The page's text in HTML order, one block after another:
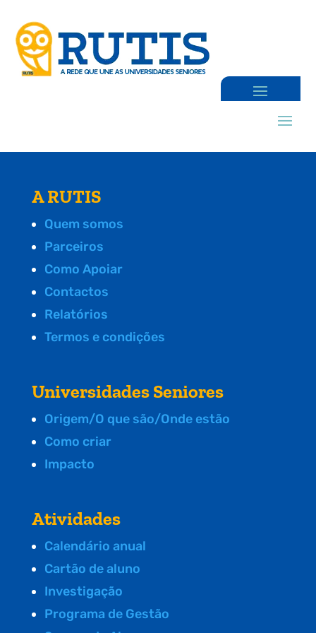
A RUTIS
Quem somos
Parceiros
Como Apoiar
Contactos
Relatórios
Termos e condições
Universidades Seniores
Origem/O que são/Onde estão
Como criar
Impacto
Atividades
Calendário anual
Cartão de aluno
Investigação
Programa de Gestão